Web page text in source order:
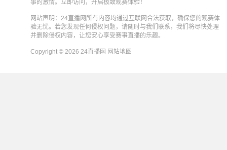
事的激情。立即访问，开启极致观赛体验！
网站声明：24直播网所有内容均通过互联网合法获取，确保您的观赛体
验无忧。若您发现任何侵权问题，请随时与我们联系，我们将尽快处理
并删除侵权内容，让您安心享受赛事直播的乐趣。
Copyright © 2026 24直播网 网站地图